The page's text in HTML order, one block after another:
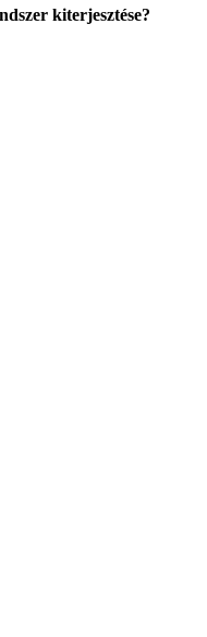
kiterjesztése?